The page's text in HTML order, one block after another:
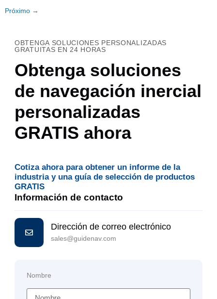
Próximo →
OBTENGA SOLUCIONES PERSONALIZADAS
GRATUITAS EN 24 HORAS
Obtenga soluciones
de navegación inercial
personalizadas
GRATIS ahora
Cotiza ahora para obtener un informe de la
industria y una guía de selección de productos
GRATIS
Información de contacto
Dirección de correo electrónico
sales@guidenav.com
Nombre